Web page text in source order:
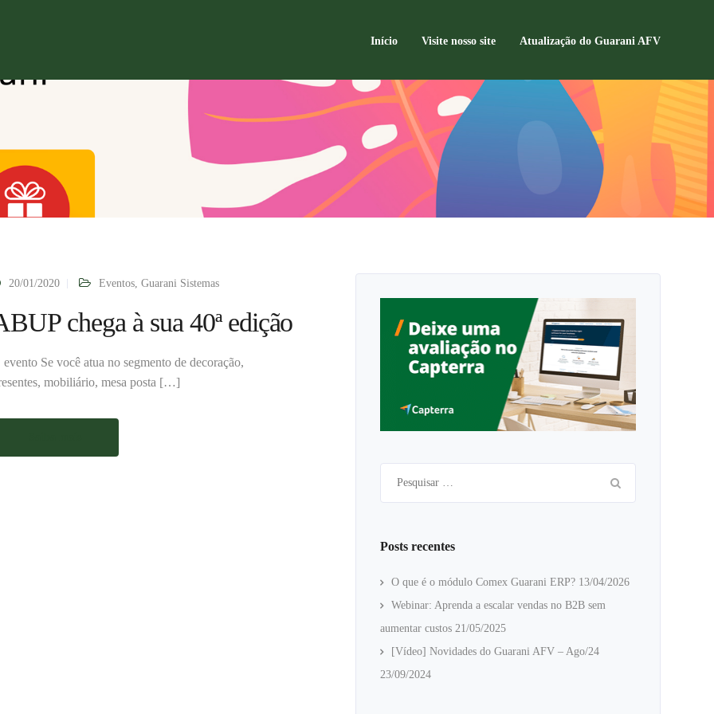
Início Visite nosso site Atualização do Guarani AFV
20/01/2020 Eventos, Guarani Sistemas
chega à sua 40ª edição
evento Se você atua no segmento de decoração,
mobiliário, mesa posta […]
Pesquisar
por:
Posts recentes
O que é o módulo Comex Guarani ERP? 13/04/2026
Webinar: Aprenda a escalar vendas no B2B sem
aumentar custos 21/05/2025
[Vídeo] Novidades do Guarani AFV – Ago/24
23/09/2024